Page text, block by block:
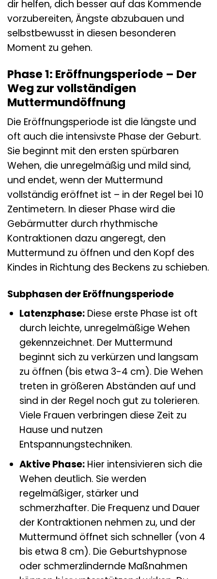
dir helfen, dich besser auf das Kommende
vorzubereiten, Ängste abzubauen und
selbstbewusst in diesen besonderen
Moment zu gehen.
Phase 1: Eröffnungsperiode – Der
Weg zur vollständigen
Muttermundöffnung
Die Eröffnungsperiode ist die längste und
oft auch die intensivste Phase der Geburt.
Sie beginnt mit den ersten spürbaren
Wehen, die unregelmäßig und mild sind,
und endet, wenn der Muttermund
vollständig eröffnet ist – in der Regel bei 10
Zentimetern. In dieser Phase wird die
Gebärmutter durch rhythmische
Kontraktionen dazu angeregt, den
Muttermund zu öffnen und den Kopf des
Kindes in Richtung des Beckens zu schieben.
Subphasen der Eröffnungsperiode
Latenzphase:Diese erste Phase ist oft
durch leichte, unregelmäßige Wehen
gekennzeichnet. Der Muttermund
beginnt sich zu verkürzen und langsam
zu öffnen (bis etwa 3-4 cm). Die Wehen
treten in größeren Abständen auf und
sind in der Regel noch gut zu tolerieren.
Viele Frauen verbringen diese Zeit zu
Hause und nutzen
Entspannungstechniken.
Aktive Phase:Hier intensivieren sich die
Wehen deutlich. Sie werden
regelmäßiger, stärker und
schmerzhafter. Die Frequenz und Dauer
der Kontraktionen nehmen zu, und der
Muttermund öffnet sich schneller (von 4
bis etwa 8 cm). Die Geburtshypnose
oder schmerzlindernde Maßnahmen